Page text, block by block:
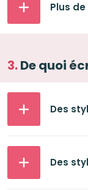
Plus
De quoi
Des
Des